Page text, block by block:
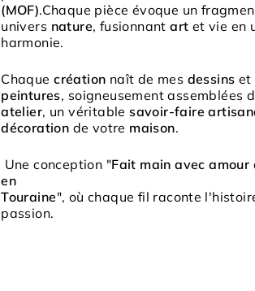
(MOF).Chaque pièce évoque un
univers nature, fusionnantart et vie en
harmonie.
Chaquecréation naît de mes dessins et
peintures, soigneusement assemblées
atelier, un véritable savoir-faire
décoration de votre maison.
Une conception "Fait main avec amour
en
Touraine", où chaque fil raconte
passion.